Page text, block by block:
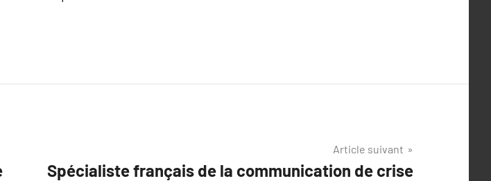
Article suivant
Spécialiste français de la communication de crise